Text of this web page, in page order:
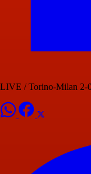
LIVE / Torino-Milan 2-